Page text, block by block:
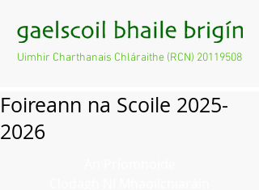
Uimhir Charthanais Chláraithe (RCN) 20119508
Foireann na Scoile 2025-
2026